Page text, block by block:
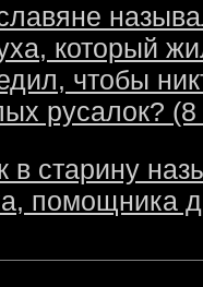
который
чтобы
русалок? (8
в старину
помощника